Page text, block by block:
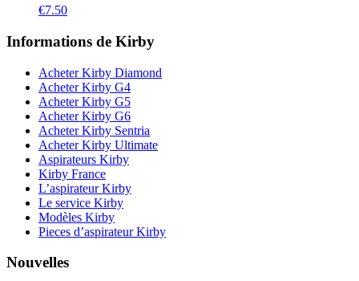
€7.50
Informations de Kirby
Acheter Kirby Diamond
Acheter Kirby G4
Acheter Kirby G5
Acheter Kirby G6
Acheter Kirby Sentria
Acheter Kirby Ultimate
Aspirateurs Kirby
Kirby France
L’aspirateur Kirby
Le service Kirby
Modèles Kirby
Pieces d’aspirateur Kirby
Nouvelles